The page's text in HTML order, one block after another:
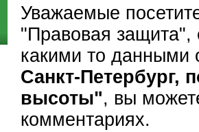
Уважаемые
"Правовая защита",
какими то данными
Санкт-
высоты", вы
комментариях.